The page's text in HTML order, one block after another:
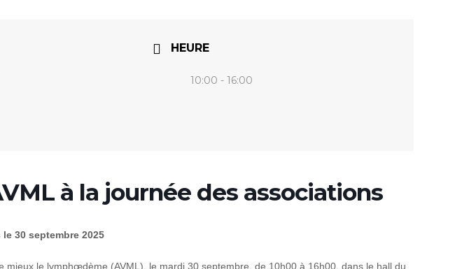
HEURE
10:00 - 16:00
à la journée des associations
30 septembre 2025
mieux le lymphœdème (AVML), le mardi 30 septembre, de 10h00 à 16h00, dans le hall du